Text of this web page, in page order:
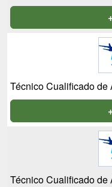
Técnico Cualificado de
Técnico Cualificado de